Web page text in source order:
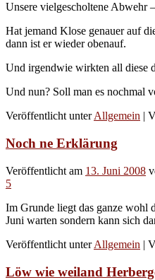
Unsere vielgescholtene Abwehr
Hat jemand Klose genauer auf
dann ist er wieder obenauf.
Und irgendwie wirkten all diese
Und nun? Soll man es nochmal
Veröffentlicht unter Allgemein |
Noch ne Erklärung
Veröffentlicht am 13. Juni 2008
5
Im Grunde liegt das ganze wohl
Juni warten sondern kann sich
Veröffentlicht unter Allgemein |
Löw wie weiland